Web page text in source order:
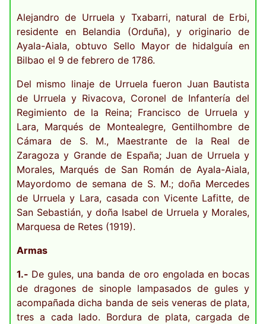
Alejandro de Urruela y Txabarri, natural de Erbi,
residente en Belandia (Orduña), y originario de
Ayala-Aiala, obtuvo Sello Mayor de hidalguía en
Bilbao el 9 de febrero de 1786.
Del mismo linaje de Urruela fueron Juan Bautista
de Urruela y Rivacova, Coronel de Infantería del
Regimiento de la Reina; Francisco de Urruela y
Lara, Marqués de Montealegre, Gentilhombre de
Cámara de S. M., Maestrante de la Real de
Zaragoza y Grande de España; Juan de Urruela y
Morales, Marqués de San Román de Ayala-Aiala,
Mayordomo de semana de S. M.; doña Mercedes
de Urruela y Lara, casada con Vicente Lafitte, de
San Sebastián, y doña Isabel de Urruela y Morales,
Marquesa de Retes (1919).
Armas
1.- De gules, una banda de oro engolada en bocas
de dragones de sinople lampasados de gules y
acompañada dicha banda de seis veneras de plata,
tres a cada lado. Bordura de plata, cargada de